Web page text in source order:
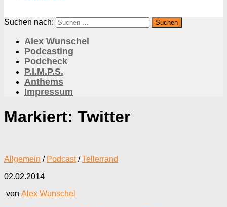
Suchen nach:
Alex Wunschel
Podcasting
Podcheck
P.I.M.P.S.
Anthems
Impressum
Markiert: Twitter
Allgemein / Podcast/Tellerrand
02.02.2014
von Alex Wunschel